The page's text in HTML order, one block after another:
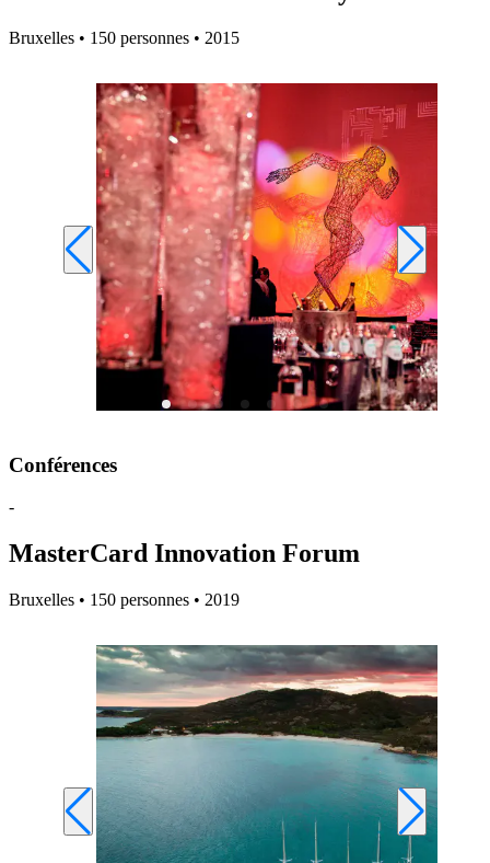
Bruxelles • 150 personnes • 2015
Conférences
-
MasterCard Innovation Forum
Bruxelles • 150 personnes • 2019